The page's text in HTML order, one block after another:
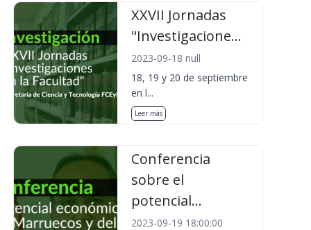
XXVII Jornadas
"Investigacione...
2023-09-18 null
18, 19 y 20 de septiembre
en l...
Leer más
Conferencia
sobre el
potencial...
2023-09-19 18:00:00